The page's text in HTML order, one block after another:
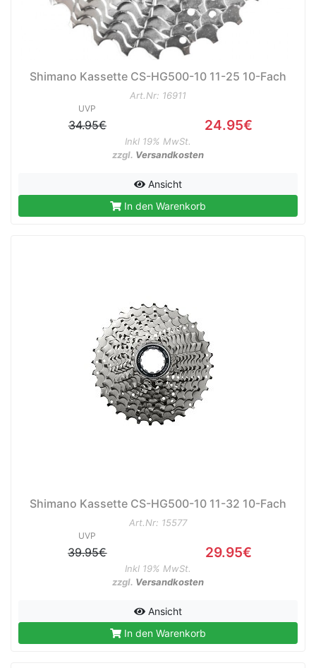
Shimano Kassette CS-HG500-10 11-25 10-Fach
Art.Nr: 16911
UVP
34.95€ 24.95€
Inkl 19% MwSt.
zzgl. Versandkosten
Ansicht
In den Warenkorb
Shimano Kassette CS-HG500-10 11-32 10-Fach
Art.Nr: 15577
UVP
39.95€ 29.95€
Inkl 19% MwSt.
zzgl. Versandkosten
Ansicht
In den Warenkorb